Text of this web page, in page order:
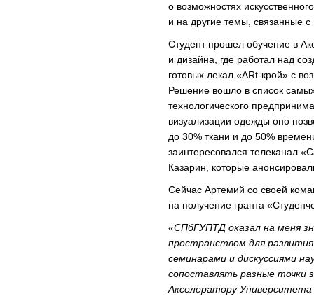
о возможностях
и на другие темы, связанные
Студент прошел обучение в
и дизайна, где работал над
готовых лекал «ARt-крой» с
Решение вошло в список
технологического
визуализации одежды оно
до 30% ткани и до 50%
заинтересовался телеканал
Казарин, которые
Сейчас Артемий со своей
на получение гранта
«СПбГУПТД оказал на меня
пространством для
семинарами и дискуссиями
сопоставлять разные точки
Акселератору